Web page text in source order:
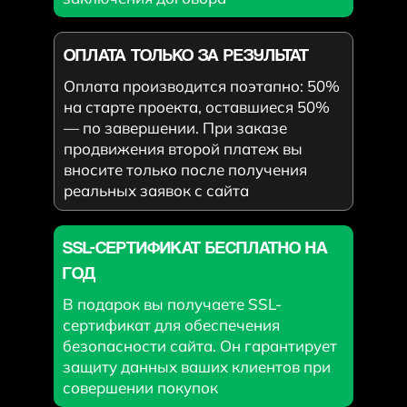
ОПЛАТА ТОЛЬКО ЗА РЕЗУЛЬТАТ
Оплата производится поэтапно: 50%
на старте проекта, оставшиеся 50%
— по завершении. При заказе
продвижения второй платеж вы
вносите только после получения
реальных заявок с сайта
SSL-СЕРТИФИКАТ БЕСПЛАТНО НА
ГОД
В подарок вы получаете SSL-
сертификат для обеспечения
безопасности сайта. Он гарантирует
защиту данных ваших клиентов при
совершении покупок